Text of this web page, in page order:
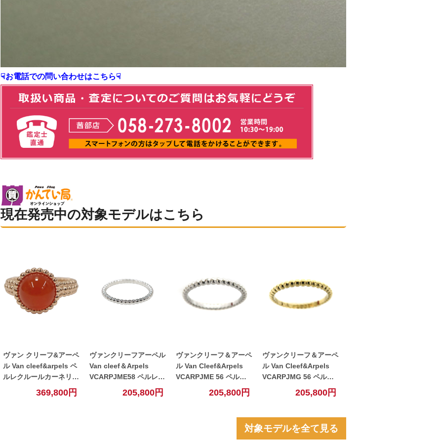
☟お電話での問い合わせはこちら☟
現在発売中の対象モデルはこちら
ヴァン クリーフ&アーペ
ル Van cleef&arpels ペ
ルレクルールカーネリア
ンリング 約14.5号【中
369,800円
ヴァンクリーフアーペル
Van cleef＆Arpels
VCARPJME58 ペルレ
K18WG 18金ホワイトゴ
205,800円
ヴァンクリーフ＆アーペ
ル Van Cleef&Arpels
VCARPJME 56 ペルレ
ゴールドパールリング
スモール K18WG ホワ
205,800円
ヴァンクリーフ＆アーペ
ル Van Cleef&Arpels
VCARPJMG 56 ペルレ
ゴールドパールリング
スモール K18YG イエロ
205,800円
対象モデルを全て見る